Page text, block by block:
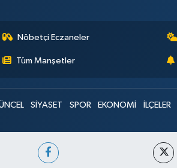
Nöbetçi Eczaneler
Tüm Manşetler
SİYASET SPOR EKONOMİ İLÇELER